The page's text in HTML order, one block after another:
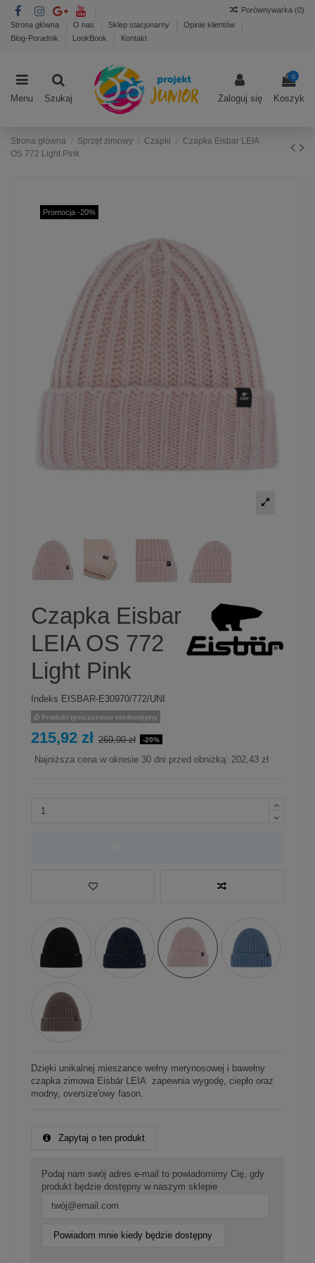
Strona główna O nas Sklep stacjonarny
Opinie klientów
Blog-Poradnik
LookBook Kontakt
Porównywarka (0)
Menu Szukaj Zaloguj się
0
Koszyk
Strona główna Sprzęt zimowy Czapki
Czapka Eisbar LEIA
OS 772 Light Pink
Promocja -20%
Czapka Eisbar
LEIA OS 772
Light Pink
Indeks EISBAR-E30970/772/UNI
Produkt tymczasowo niedostępny
215,92 zł 269,90 zł -20%
Najniższa cena w okresie 30 dni przed obniżką: 202,43 zł
Dzięki unikalnej mieszance wełny merynosowej i bawełny
czapka zimowa Eisbär LEIA zapewnia wygodę, ciepło oraz
modny, oversize'owy fason.
Zapytaj o ten produkt
Podaj nam swój adres e-mail to powiadomimy Cię, gdy
produkt będzie dostępny w naszym sklepie
Powiadom mnie kiedy będzie dostępny